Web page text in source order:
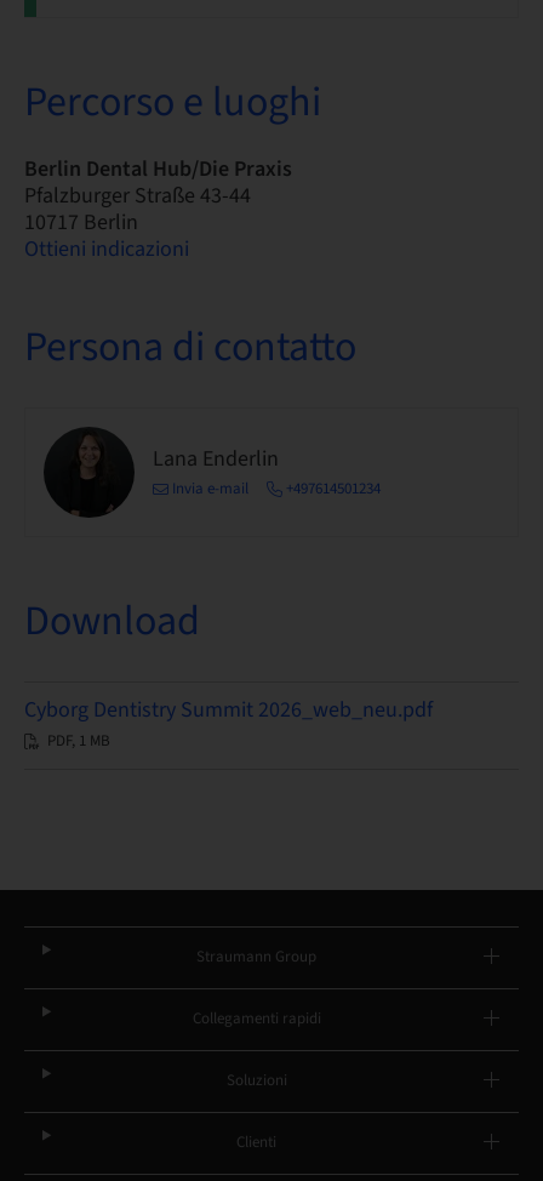
Percorso e luoghi
Berlin Dental Hub/Die Praxis
Pfalzburger Straße 43-44
10717 Berlin
Ottieni indicazioni
Persona di contatto
Lana Enderlin
Invia e-mail +497614501234
Download
Cyborg Dentistry Summit 2026_web_neu.pdf
PDF, 1 MB
Straumann Group
Collegamenti rapidi
Soluzioni
Clienti